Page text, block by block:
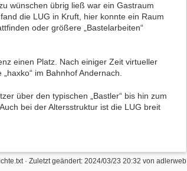
wünschen übrig ließ war ein Gastraum
die LUG in Kruft, hier konnte ein Raum
oder größere „Bastelarbeiten“
einen Platz. Nach einiger Zeit virtueller
im Bahnhof Andernach.
über den typischen „Bastler“ bis hin zum
bei der Altersstruktur ist die LUG breit
· Zuletzt geändert: 2024/03/23 20:32 von adlerweb